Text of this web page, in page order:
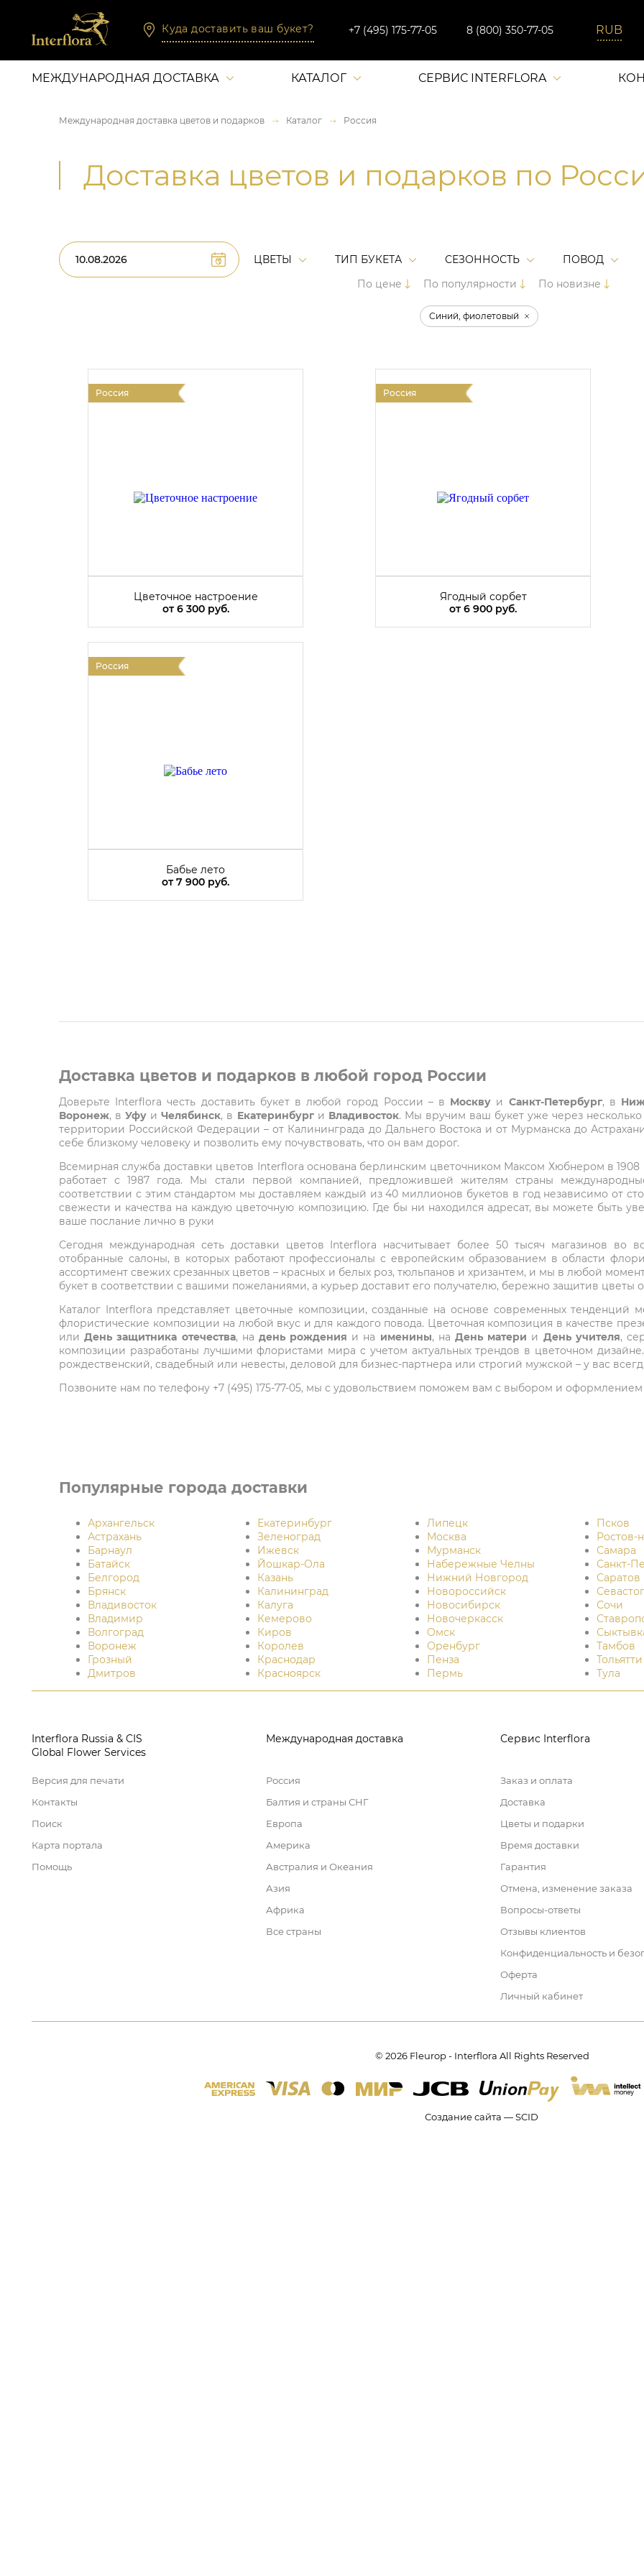
Куда доставить ваш букет? +7 (495) 175-77-05 8 (800) 350-77-05
МЕЖДУНАРОДНАЯ ДОСТАВКА КАТАЛОГ СЕРВИС INTERFLORA
Международная доставка цветов и подарков Каталог Россия
Доставка цветов и подарков по
ЦВЕТЫ ТИП БУКЕТА СЕЗОННОСТЬ
ПОВОД
По цене
По популярности По новизне
Синий, фиолетовый
Россия
Цветочное настроение
от6 300 руб.
Россия
Ягодный сорбет
от6 900 руб.
Россия
Бабье лето
от7 900 руб.
Доставка цветов и подарков в любой город России
Доверьте Interflora честь доставить букет в любой город России – в Москву и Санкт-Петербург, в
Воронеж, вУфу иЧелябинск, в Екатеринбурги Владивосток. Мы вручим ваш букет уже через
территории Российской Федерации – от Калининграда до Дальнего Востока и от Мурманска до
себе близкому человеку и позволить ему почувствовать, что он вам дорог.
Всемирная служба доставки цветов Interflora основана берлинским цветочником Максом Хюбнером в
работает с 1987 года. Мы стали первой компанией, предложившей жителям страны
соответствии с этим стандартом мы доставляем каждый из 40 миллионов букетов в год независимо от
свежести и качества на каждую цветочную композицию. Где бы ни находился адресат, вы можете быть
ваше послание лично в руки
Сегодня международная сеть доставки цветов Interflora насчитывает более 50 тысяч магазинов
отобранные салоны, в которых работают профессионалы с европейским образованием в области
ассортимент свежих срезанных цветов – красных и белых роз, тюльпанов и хризантем, и мы в любой
букет в соответствии с вашими пожеланиями, а курьер доставит его получателю, бережно защитив цветы
Каталог Interflora представляет цветочные композиции, созданные на основе современных
флористические композиции на любой вкус и для каждого повода. Цветочная композиция в качестве
илиДень защитника отечества, на день рождения и на именины, наДень матери и День учителя,
композиции разработаны лучшими флористами мира с учетом актуальных трендов в цветочном
рождественский, свадебный или невесты, деловой для бизнес-партнера или строгий мужской – у вас
Позвоните нам по телефону +7 (495) 175-77-05, мы с удовольствием поможем вам с выбором и оформлением
Популярные города доставки
Архангельск
Астрахань
Барнаул
Батайск
Белгород
Брянск
Владивосток
Владимир
Волгоград
Воронеж
Грозный
Дмитров
Екатеринбург
Зеленоград
Ижевск
Йошкар-Ола
Казань
Калининград
Калуга
Кемерово
Киров
Королев
Краснодар
Красноярск
Липецк
Москва
Мурманск
Набережные Челны
Нижний Новгород
Новороссийск
Новосибирск
Новочеркасск
Омск
Оренбург
Пенза
Пермь
Псков
Ростов-
Самара
Санкт-
Саратов
Сочи
Тамбов
Тольятти
Тула
Interflora Russia & CIS
Global Flower Services
Версия для печати
Контакты
Поиск
Карта портала
Помощь
Международная доставка
Россия
Балтия и страны СНГ
Европа
Америка
Австралия и Океания
Азия
Африка
Все страны
Сервис Interflora
Заказ и оплата
Доставка
Цветы и подарки
Время доставки
Гарантия
Отмена, изменение заказа
Вопросы-ответы
Отзывы клиентов
Конфиденциальность и
Оферта
Личный кабинет
© 2026 Fleurop - Interflora All Rights Reserved
Создание сайта — SCID